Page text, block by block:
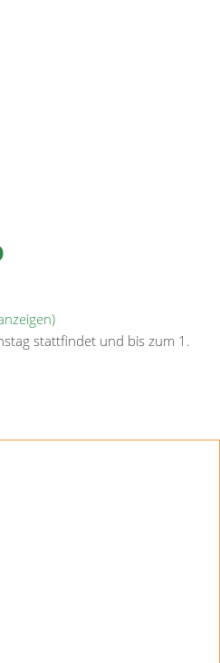
stattfindet und bis zum 1.